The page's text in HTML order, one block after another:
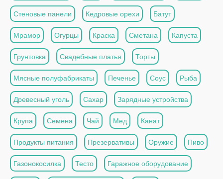
Стеновые панели Кедровые орехи Батут
Мрамор Огурцы Краска Сметана Капуста
Грунтовка Свадебные платья Торты
Мясные полуфабрикаты Печенье Соус Рыба
Древесный уголь Сахар Зарядные устройства
Крупа Семена Чай Мед Канат
Продукты питания Презервативы Оружие Пиво
Газонокосилка Тесто Гаражное оборудование